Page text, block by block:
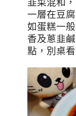
韭菜混和
一層在豆
如蛋糕一
香及蔥韭
點，別桌